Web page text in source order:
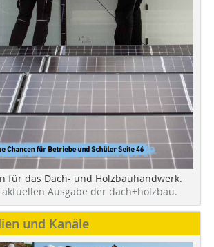
für das Dach- und Holzbauhandwerk.
Ausgabe der dach+holzbau.
und Kanäle